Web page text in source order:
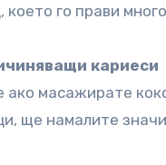
което го прави
кариеси
ако масажирате
ще намалите